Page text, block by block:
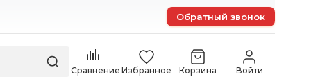
Обратный звонок
Сравнение Избранное Корзина Войти